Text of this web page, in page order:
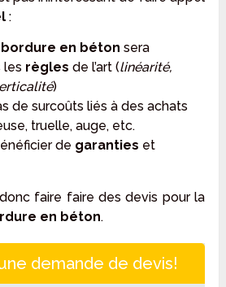
:
en béton sera
les règles de l’art (linéarité,
)
de surcoûts liés à des achats
truelle, auge, etc.
de garanties et
faire faire des devis pour la
en béton.
demande de devis!